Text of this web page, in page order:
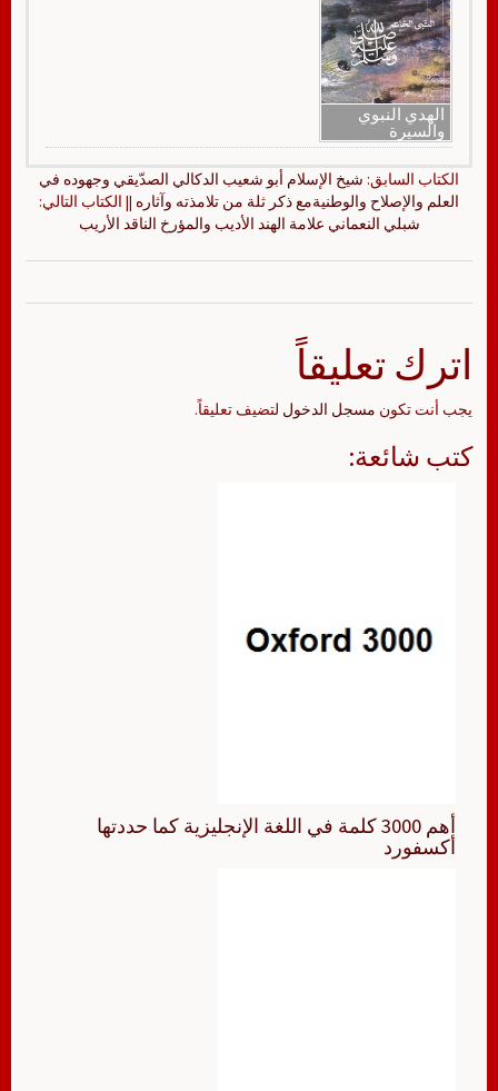
الهدي النبوي
والسيرة
الكتاب السابق: شيخ الإسلام أبو شعيب الدكالي الصدّيقي وجهوده في
العلم والإصلاح والوطنيةمع ذكر ثلة من تلامذته وآثاره || الكتاب التالي:
شبلي النعماني علامة الهند الأديب والمؤرخ الناقد الأريب
اترك تعليقاً
يجب أنت تكون مسجل الدخول لتضيف تعليقاً.
كتب شائعة:
أهم 3000 كلمة في اللغة الإنجليزية كما حددتها
أكسفورد